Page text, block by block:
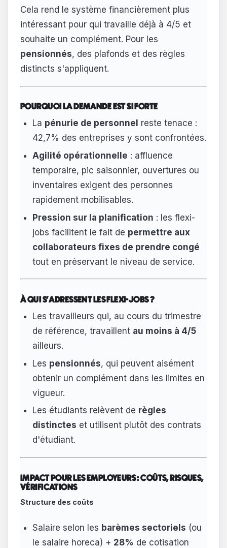
Cela rend le système financièrement plus
intéressant pour qui travaille déjà à 4/5 et
souhaite un complément. Pour les
pensionnés, des plafonds et des règles
distincts s'appliquent.
POURQUOI LA DEMANDE EST SI FORTE
La pénurie de personnel reste tenace :
42,7% des entreprises y sont confrontées.
Agilité opérationnelle : affluence
temporaire, pic saisonnier, ouvertures ou
inventaires exigent des personnes
rapidement mobilisables.
Pression sur la planification : les flexi-
jobs facilitent le fait de permettre aux
collaborateurs fixes de prendre congé
tout en préservant le niveau de service.
À QUI S'ADRESSENT LES FLEXI-JOBS ?
Les travailleurs qui, au cours du trimestre
de référence, travaillent au moins à 4/5
ailleurs.
Les pensionnés, qui peuvent aisément
obtenir un complément dans les limites en
vigueur.
Les étudiants relèvent de règles
distinctes et utilisent plutôt des contrats
d'étudiant.
IMPACT POUR LES EMPLOYEURS : COÛTS, RISQUES,
VÉRIFICATIONS
Structure des coûts
Salaire selon les barèmes sectoriels (ou
le salaire horeca) + 28% de cotisation